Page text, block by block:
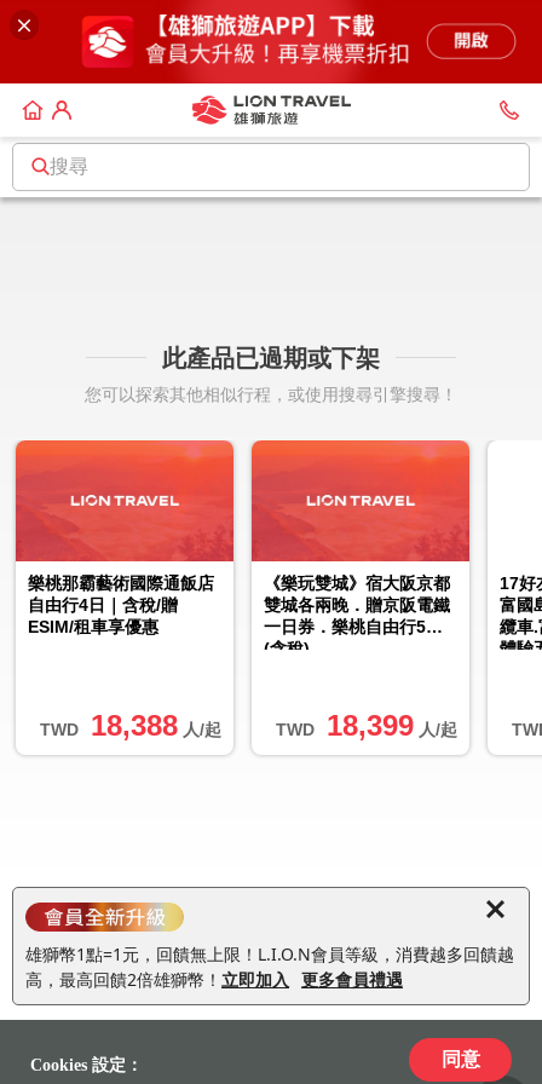
雄獅幣1點=1元，回饋無上限！L.I.O.N會員等級，消費越多回饋越
高，最高回饋2倍雄獅幣！ 立即加入 更多會員禮遇
搜尋
此產品已過期或下架
您可以探索其他相似行程，或使用搜尋引擎搜尋！
TWD 18,388 人/起
樂桃那霸藝術國際通飯店
自由行4日｜含稅/贈
ESIM/租車享優惠
TWD 18,399 人/起
《樂玩雙城》宿大阪京都
雙城各兩晚．贈京阪電鐵
一日券．樂桃自由行5日
(含稅)
17好
富國
纜車.
體驗
Cookies 設定： 同意